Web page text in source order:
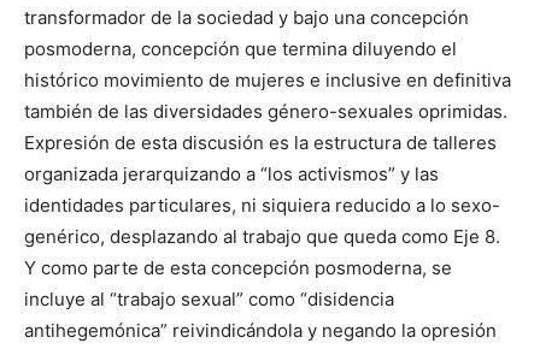
transformador de la sociedad y bajo una concepción
posmoderna, concepción que termina diluyendo el
histórico movimiento de mujeres e inclusive en definitiva
también de las diversidades género-sexuales oprimidas.
Expresión de esta discusión es la estructura de talleres
organizada jerarquizando a “los activismos” y las
identidades particulares, ni siquiera reducido a lo sexo-
genérico, desplazando al trabajo que queda como Eje 8.
Y como parte de esta concepción posmoderna, se
incluye al “trabajo sexual” como “disidencia
antihegemónica” reivindicándola y negando la opresión